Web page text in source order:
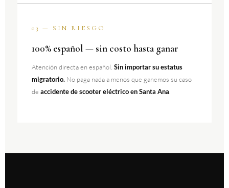
03 — SIN RIESGO
100% español — sin costo hasta ganar
Atención directa en español. Sin importar su estatus
migratorio. No paga nada a menos que ganemos su caso
de accidente de scooter eléctrico en Santa Ana.